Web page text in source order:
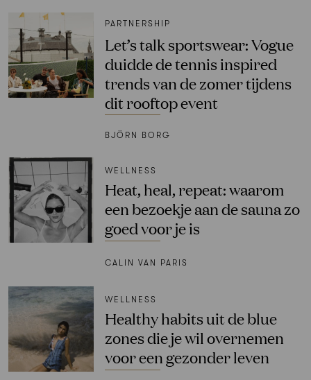
PARTNERSHIP
Let’s talk sportswear: Vogue
duidde de tennis inspired
trends van de zomer tijdens
dit rooftop event
BJÖRN BORG
WELLNESS
Heat, heal, repeat: waarom
een bezoekje aan de sauna zo
goed voor je is
CALIN VAN PARIS
WELLNESS
Healthy habits uit de blue
zones die je wil overnemen
voor een gezonder leven